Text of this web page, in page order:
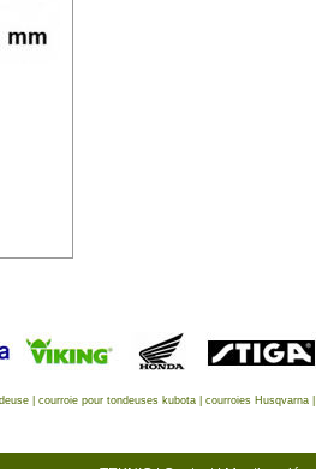
| courroie pour tondeuses kubota| courroies Husqvarna|